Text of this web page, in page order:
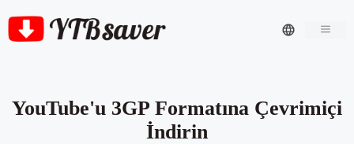
YouTube'u 3GP Formatına Çevrimiçi
İndirin